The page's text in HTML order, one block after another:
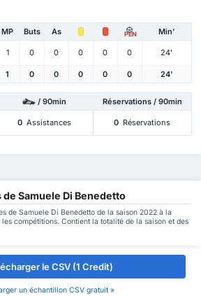
MP Buts As PEN Min'
1 0 0 0 0 0 24'
1 0 0 0 0 0 24'
/ 90min Réservations / 90min
0 Assistances 0 Réservations
Samuele Di Benedetto
de Samuele Di Benedetto de la saison 2022 à la
compétitions. Contient la totalité de la saison et des
le CSV (1 Credit)
un échantillon CSV gratuit »